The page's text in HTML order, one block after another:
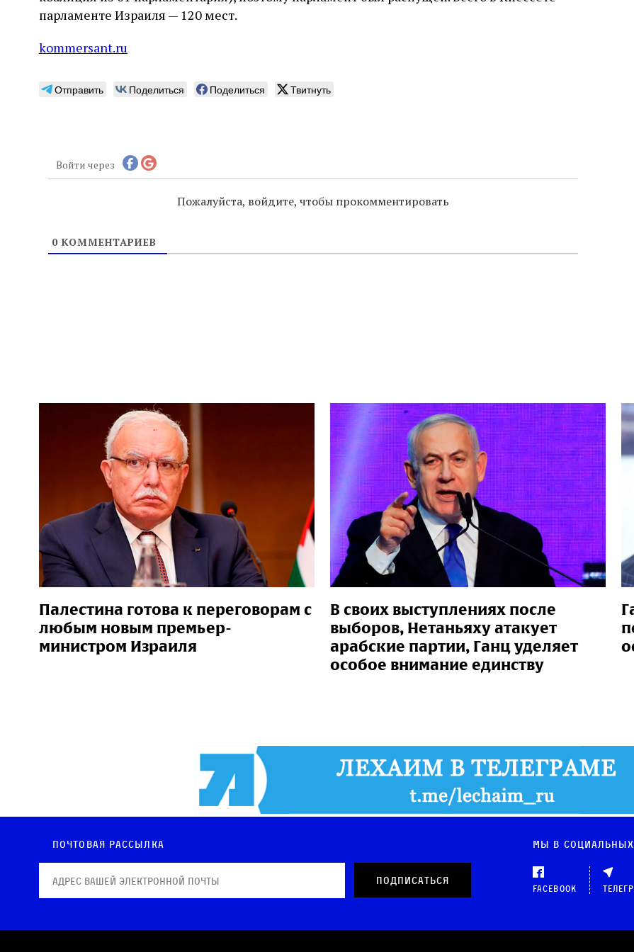
парламенте Израиля — 120 мест.
kommersant.ru
Отправить Поделиться Поделиться Твитнуть
Войти через
Пожалуйста, войдите, чтобы прокомментировать
0КОММЕНТАРИЕВ
Палестина готова к переговорам с
любым новым премьер-
министром Израиля
В своих выступлениях после
выборов, Нетаньяху атакует
арабские партии, Ганц уделяет
особое внимание единству
Почтовая рассылка Мы в социальных
Facebook